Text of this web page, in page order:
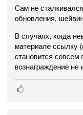
Сам не
обновления,
В случаях, когда
материале ссылку
становится совсем
вознаграждение не